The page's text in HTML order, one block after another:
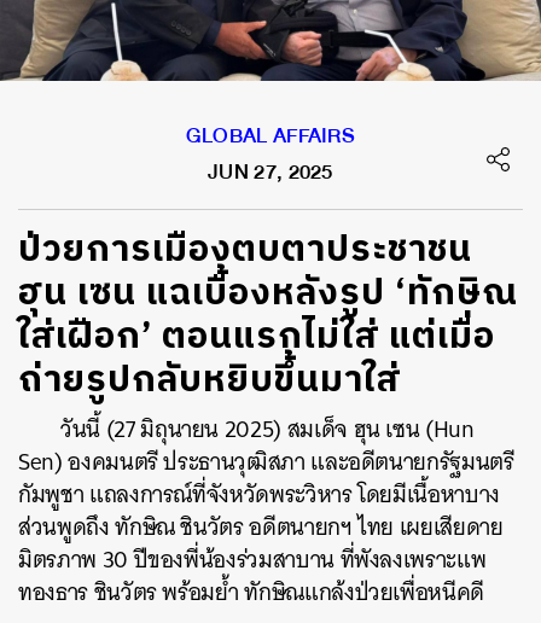
GLOBAL AFFAIRS
JUN 27, 2025
ป่วยการเมืองตบตาประชาชน
ฮุน เซน แฉเบื้องหลังรูป ‘ทักษิณ
ใส่เฝือก’ ตอนแรกไม่ใส่ แต่เมื่อ
ถ่ายรูปกลับหยิบขึ้นมาใส่
วันนี้ (27 มิถุนายน 2025) สมเด็จ ฮุน เซน (Hun
Sen) องคมนตรี ประธานวุฒิสภา และอดีตนายกรัฐมนตรี
กัมพูชา แถลงการณ์ที่จังหวัดพระวิหาร โดยมีเนื้อหาบาง
ส่วนพูดถึง ทักษิณ ชินวัตร อดีตนายกฯ ไทย เผยเสียดาย
มิตรภาพ 30 ปีของพี่น้องร่วมสาบาน ที่พังลงเพราะแพ
ทองธาร ชินวัตร พร้อมย้ำ ทักษิณแกล้งป่วยเพื่อหนีคดี